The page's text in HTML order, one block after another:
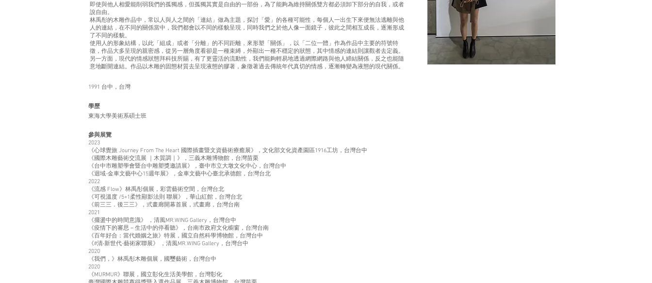
即使與他人相愛能削弱我們的孤獨感，但孤獨其實是自由的一部份，為了能夠為維持關係雙方都必須卸下部分的自我，或者
說自由。
林禹彤的木雕作品中，常以人與人之間的「連結」做為主題，探討「愛」的各種可能性，每個人一出生下來便無法逃離與他
人的連結，在不同的關係當中，我們都會以不同的樣貌呈現，同時我們之於他人像一面鏡子，彼此之間相互成長，逐漸形成
了不同的樣貌。
使用人的形象結構，以此「組成」或者「分離」的不同距離，來形塑「關係」，以「二位一體」作為作品中主要的符號特
徵，作品大多呈現的親密感，從另一層角度看卻是一種束縛，外顯出一種不穩定的狀態，其中情感的連結則讓觀者去定義。
另一方面，現代的情感狀態拜科技所賜，有了更靈活的流動性，我們能夠輕易地透過網際網路與他人締結關係，反之也能隨
意地斷開連結。作品以木雕的固態材質去呈現液態的膠著，象徵著過去傳統年代真切的情感，逐漸轉變為液態的現代關係。
1991 台中，台灣
​學歷
東海大學美術系碩士班
參與展覽
2023
《心球覺旅 Journey From The Heart 國際插畫暨文資藝術療癒展》，文化部文化資產園區1916工坊，台灣台中
《國際木雕藝術交流展 ｜木質調｜》，三義木雕博物館，台灣苗栗
《台中市雕塑學會暨台中雕塑獎邀請展》，臺中市立大墩文化中心，台灣台中
《迴域-金車文藝中心15週年展》，金車文藝中心臺北承德館，台灣台北
2022
《流感 Flow》林禹彤個展，彩雲藝術空間，台灣台北
《可視溫度 /5+1柔性顯影法則 聯展》，華山紅館，台灣台北
《前三三．後三三》，弎畫廊開幕首展，弎畫廊，台灣台南
2021
《擺盪中的時間意識》 ，清風MR.WING Gallery，台灣台中
《疫情下的審思－生活中的停看聽》，台南市政府文化櫥窗，台灣台南
《百年好合：當代婚姻之旅》特展，國立自然科學博物館，台灣台中
《#清‧新世代-藝術家聯展》 ，清風MR.WING Gallery，台灣台中
2020
《我們，》林禹彤木雕個展，國璽藝術，台灣台中
2020
《MURMUR》聯展，國立彰化生活美學館，台灣彰化